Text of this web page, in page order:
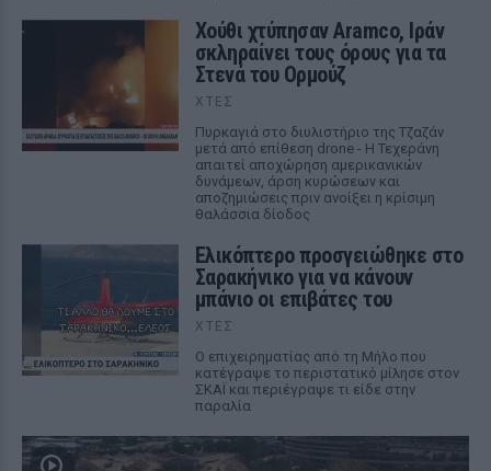
Χούθι χτύπησαν Aramco, Ιράν
σκληραίνει τους όρους για τα
Στενά του Ορμούζ
ΧΤΕΣ
Πυρκαγιά στο διυλιστήριο της Τζαζάν
μετά από επίθεση drone - Η Τεχεράνη
απαιτεί αποχώρηση αμερικανικών
δυνάμεων, άρση κυρώσεων και
αποζημιώσεις πριν ανοίξει η κρίσιμη
θαλάσσια δίοδος
Ελικόπτερο προσγειώθηκε στο
Σαρακήνικο για να κάνουν
μπάνιο οι επιβάτες του
ΧΤΕΣ
Ο επιχειρηματίας από τη Μήλο που
κατέγραψε το περιστατικό μίλησε στον
ΣΚΑΪ και περιέγραψε τι είδε στην
παραλία